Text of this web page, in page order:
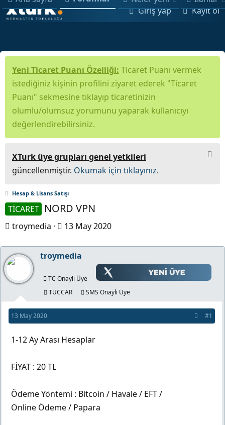
Giriş yap Kayıt ol
Yeni Ticaret Puanı Özelliği: Ticaret Puanı vermek
istediğiniz kişinin profilini ziyaret ederek "Ticaret
Puanı" sekmesine tıklayıp ticaretinizin
olumlu/olumsuz yorumunu yaparak kullanıcıyı
değerlendirebilirsiniz.
XTurk üye grupları genel yetkileri
güncellenmiştir. Okumak için tıklayınız.
Hesap & Lisans Satışı
TİCARET NORD VPN
K
n
b
u
u
b
a
l
t
a
troymedia
B
ş
a
n
g
ç
13 May 2020
troymedia
TC Onaylı Üye
TÜCCAR
SMS Onaylı Üye
13 May 2020 #1
1-12 Ay Arası Hesaplar
FİYAT : 20 TL
Ödeme Yöntemi : Bitcoin / Havale / EFT /
Online Ödeme / Papara